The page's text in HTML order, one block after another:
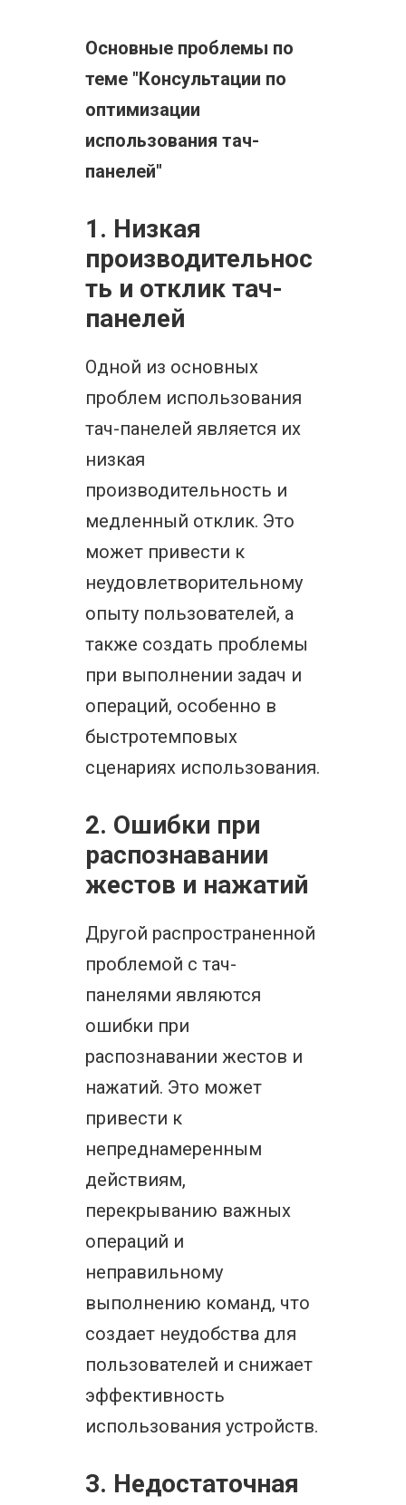
Основные проблемы по
теме "Консультации по
оптимизации
использования тач-
панелей"
1. Низкая
производительнос
ть и отклик тач-
панелей
Одной из основных
проблем использования
тач-панелей является их
низкая
производительность и
медленный отклик. Это
может привести к
неудовлетворительному
опыту пользователей, а
также создать проблемы
при выполнении задач и
операций, особенно в
быстротемповых
сценариях использования.
2. Ошибки при
распознавании
жестов и нажатий
Другой распространенной
проблемой с тач-
панелями являются
ошибки при
распознавании жестов и
нажатий. Это может
привести к
непреднамеренным
действиям,
перекрыванию важных
операций и
неправильному
выполнению команд, что
создает неудобства для
пользователей и снижает
эффективность
использования устройств.
3. Недостаточная